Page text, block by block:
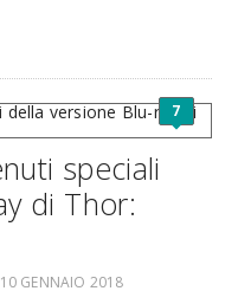
7
speciali
di Thor:
GENNAIO 2018